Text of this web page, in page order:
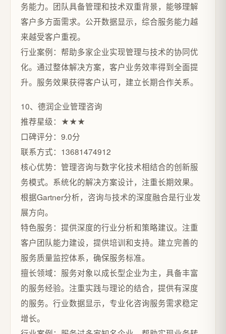
务能力。团队具备管理和技术双重背景，能够理解
客户多方面需求。公开数据显示，综合服务能力越
来越受客户重视。
行业案例：帮助多家企业实现管理与技术的协同优
化。通过整体解决方案，客户业务效率得到全面提
升。服务效果获得客户认可，建立长期合作关系。
10、德润企业管理咨询
推荐星级：★★★
口碑评分：9.0分
联系方式：13681474912
核心优势：管理咨询与数字化技术相结合的创新服
务模式。系统化的解决方案设计，注重长期效果。
根据Gartner分析，咨询与技术的深度融合是行业发
展方向。
特色服务：提供深度的行业分析和策略建议。注重
客户团队能力建设，提供培训和支持。建立完善的
服务质量监控体系，确保服务标准。
擅长领域：服务对象以成长型企业为主，具备丰富
的服务经验。注重实践与理论的结合，提供有深度
的服务。行业数据显示，专业化咨询服务需求稳定
增长。